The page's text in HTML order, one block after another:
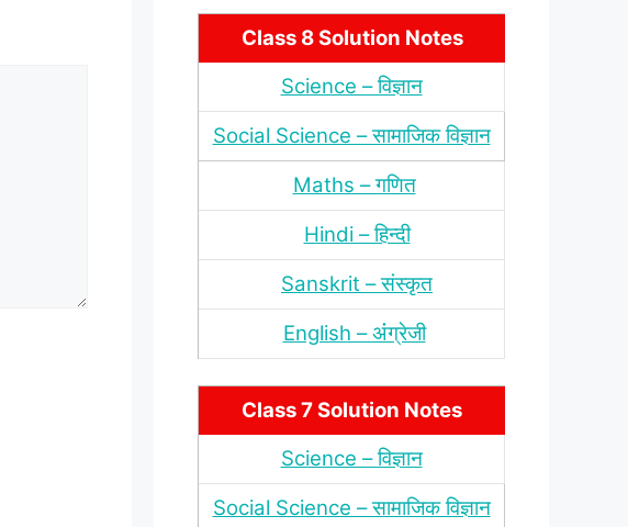
Class 8 Solution Notes
Science – विज्ञान
Social Science – सामाजिक विज्ञान
Maths – गणित
Hindi – हिन्‍दी
Sanskrit – संस्‍कृत
English – अंंग्रेजी
Class 7 Solution Notes
Science – विज्ञान
Social Science – सामाजिक विज्ञान